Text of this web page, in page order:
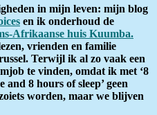
droomjob
in
Brussel
in mijn leven: mijn blog
en ik onderhoud de
Afrikaanse huis Kuumba.
vrienden en familie
Terwijl ik al zo vaak een
te vinden, omdat ik met ‘8
8 hours of sleep’ geen
worden, maar we blijven